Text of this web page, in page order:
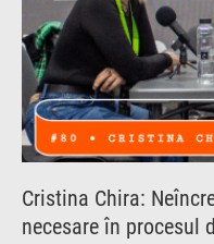
Cristina Chira:
necesare în procesul